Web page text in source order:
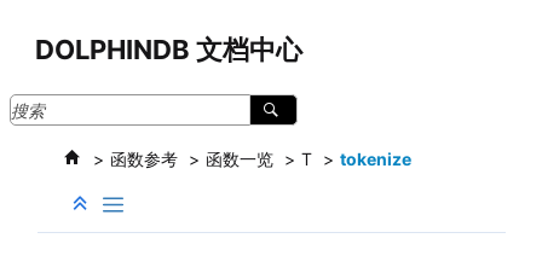
DOLPHINDB 文档中心
函数参考 函数一览 T tokenize